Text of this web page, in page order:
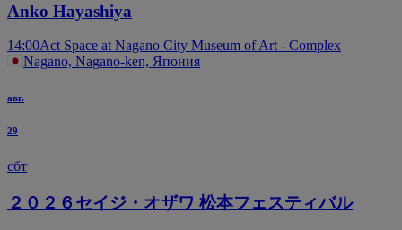
Anko Hayashiya
14:00Act Space at Nagano City Museum of Art - Complex
Nagano, Nagano-ken, Япония
авг.
29
сбт
２０２６セイジ・オザワ 松本フェスティバル